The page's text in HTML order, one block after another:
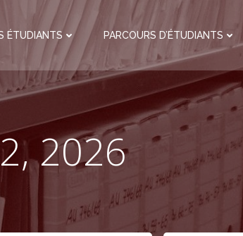
ÉTUDIANTS PARCOURS D’ÉTUDIANTS
2026